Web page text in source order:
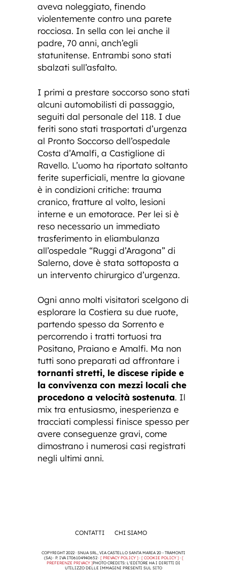
aveva noleggiato, finendo
violentemente contro una parete
rocciosa. In sella con lei anche il
padre, 70 anni, anch’egli
statunitense. Entrambi sono stati
sbalzati sull’asfalto.
I primi a prestare soccorso sono stati
alcuni automobilisti di passaggio,
seguiti dal personale del 118. I due
feriti sono stati trasportati d’urgenza
al Pronto Soccorso dell’ospedale
Costa d’Amalfi, a Castiglione di
Ravello. L’uomo ha riportato soltanto
ferite superficiali, mentre la giovane
è in condizioni critiche: trauma
cranico, fratture al volto, lesioni
interne e un emotorace. Per lei si è
reso necessario un immediato
trasferimento in eliambulanza
all’ospedale “Ruggi d’Aragona” di
Salerno, dove è stata sottoposta a
un intervento chirurgico d’urgenza.
Ogni anno molti visitatori scelgono di
esplorare la Costiera su due ruote,
partendo spesso da Sorrento e
percorrendo i tratti tortuosi tra
Positano, Praiano e Amalfi. Ma non
tutti sono preparati ad affrontare i
tornanti stretti, le discese ripide e
la convivenza con mezzi locali che
procedono a velocità sostenuta. Il
mix tra entusiasmo, inesperienza e
tracciati complessi finisce spesso per
avere conseguenze gravi, come
dimostrano i numerosi casi registrati
negli ultimi anni.
CONTATTI CHI SIAMO
COPYRIGHT 2022 · SNUA SRL, VIA CASTELLO SANTA MARIA 20 - TRAMONTI
(SA) · P. IVA IT06104940652 · [ PRIVACY POLICY ]· [ COOKIE POLICY ]· [
PREFERENZE PRIVACY ]PHOTO CREDITS: L'EDITORE HA I DIRITTI DI
UTILIZZO DELLE IMMAGINI PRESENTI SUL SITO